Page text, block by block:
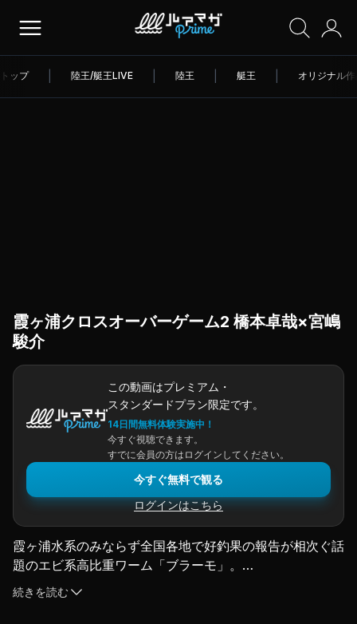
トップ 陸王/艇王LIVE 陸王 艇王 オリジナル
霞ヶ浦クロスオーバーゲーム2 橋本卓哉×宮嶋
駿介
この動画はプレミアム・
スタンダードプラン限定です。
14日間無料体験実施中！
今すぐ視聴できます。
すでに会員の方はログインしてください。
今すぐ無料で観る
ログインはこちら
霞ヶ浦水系のみならず全国各地で好釣果の報告が相次ぐ話
題のエビ系高比重ワーム「ブラーモ」。
第2回は橋本卓哉さんがオカッパリで、宮嶋駿介さんがボ
ートで初夏の霞ヶ浦水系を攻略！［プロモーション］
続きを読む